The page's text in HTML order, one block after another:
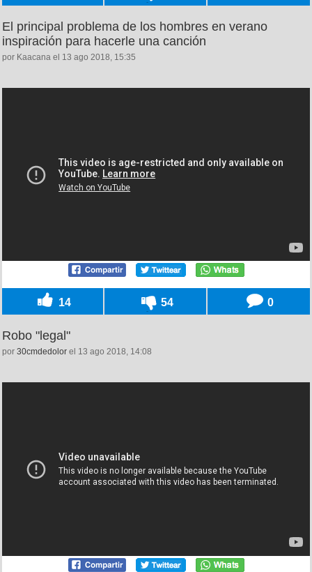
El principal problema de los hombres en verano
inspiración para hacerle una canción
por Kaacana el 13 ago 2018, 15:35
14 54 0
Robo "legal"
por 30cmdedolor el 13 ago 2018, 14:08